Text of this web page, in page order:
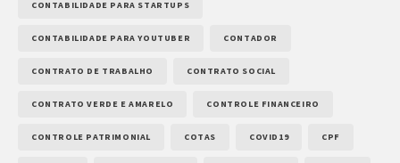
CONTABILIDADE PARA STARTUPS
CONTABILIDADE PARA YOUTUBER CONTADOR
CONTRATO DE TRABALHO CONTRATO SOCIAL
CONTRATO VERDE E AMARELO CONTROLE FINANCEIRO
CONTROLE PATRIMONIAL COTAS COVID19 CPF